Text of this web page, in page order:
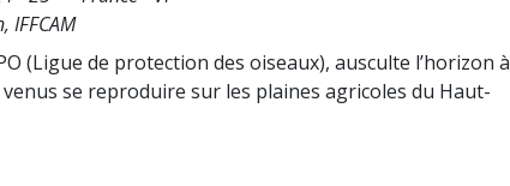
IFFCAM
(Ligue de protection des oiseaux), ausculte l’horizon à
se reproduire sur les plaines agricoles du Haut-